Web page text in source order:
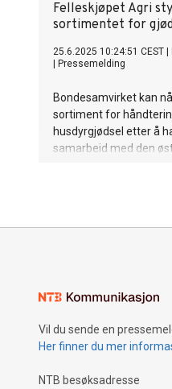
Felleskjøpet Agri
sortimentet for
25.6.2025 10:24:51 CEST
Pressemelding
Bondesamvirket kan
sortiment for
husdyrgjødsel etter å
samarbeid med den
Vil du sende en
Her finner du mer
NTB besøksadresse